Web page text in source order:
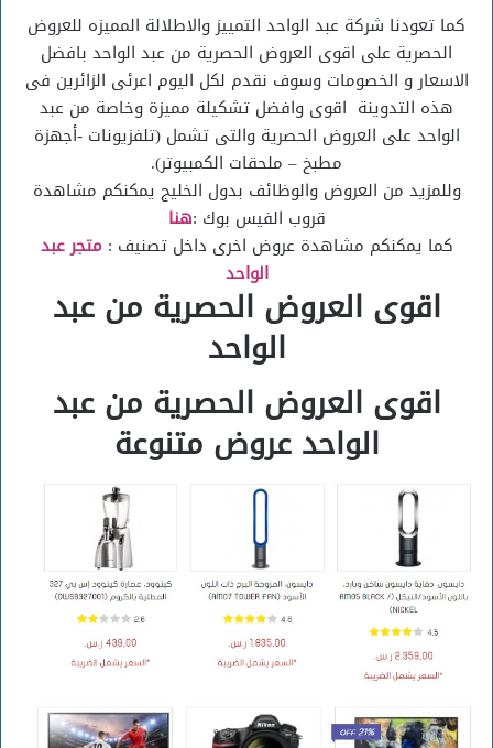
كما تعودنا شركة عبد الواحد التمييز والاطلالة المميزه للعروض
الحصرية على اقوى العروض الحصرية من عبد الواحد بافضل
الاسعار و الخصومات وسوف نقدم لكل اليوم اعرئى الزائرين فى
هذه التدوينة اقوى وافضل تشكيلة مميزة وخاصة من عبد
الواحد على العروض الحصرية والتى تشمل (تلفزيونات -أجهزة
مطبخ – ملحقات الكمبيوتر).
وللمزيد من العروض والوظائف بدول الخليج يمكنكم مشاهدة
قروب الفيس بوك :هنا
كما يمكنكم مشاهدة عروض اخرى داخل تصنيف : متجر عبد
الواحد
اقوى العروض الحصرية من عبد
الواحد
اقوى العروض الحصرية من عبد
الواحد عروض متنوعة